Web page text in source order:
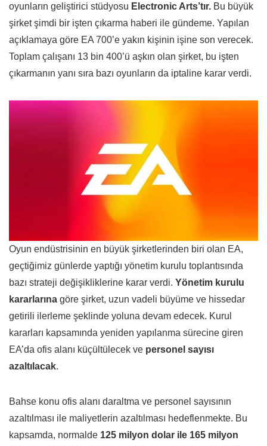
oyunların geliştirici stüdyosu Electronic Arts’tır. Bu büyük
şirket şimdi bir işten çıkarma haberi ile gündeme. Yapılan
açıklamaya göre EA 700’e yakın kişinin işine son verecek.
Toplam çalışanı 13 bin 400’ü aşkın olan şirket, bu işten
çıkarmanın yanı sıra bazı oyunların da iptaline karar verdi.
Oyun endüstrisinin en büyük şirketlerinden biri olan EA,
geçtiğimiz günlerde yaptığı yönetim kurulu toplantısında
bazı strateji değişikliklerine karar verdi. Yönetim kurulu
kararlarına göre şirket, uzun vadeli büyüme ve hissedar
getirili ilerleme şeklinde yoluna devam edecek. Kurul
kararları kapsamında yeniden yapılanma sürecine giren
EA’da ofis alanı küçültülecek ve personel sayısı
azaltılacak.
Bahse konu ofis alanı daraltma ve personel sayısının
azaltılması ile maliyetlerin azaltılması hedeflenmekte. Bu
kapsamda, normalde 125 milyon dolar ile 165 milyon